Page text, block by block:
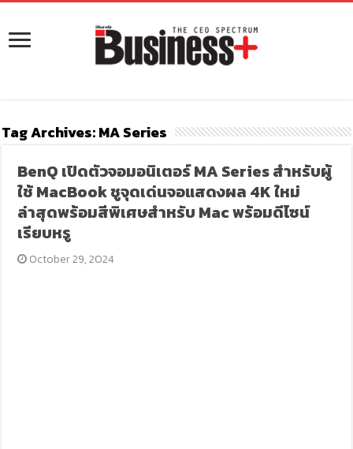
Tag Archives:MA Series
BenQ เปิดตัวจอมอนิเตอร์ MA Series สำหรับผู้
ใช้ MacBook ชูจุดเด่นจอแสดงผล 4K ใหม่
ล่าสุดพร้อมสีพิเศษสำหรับ Mac พร้อมดีไซน์
เรียบหรู
October 29, 2024